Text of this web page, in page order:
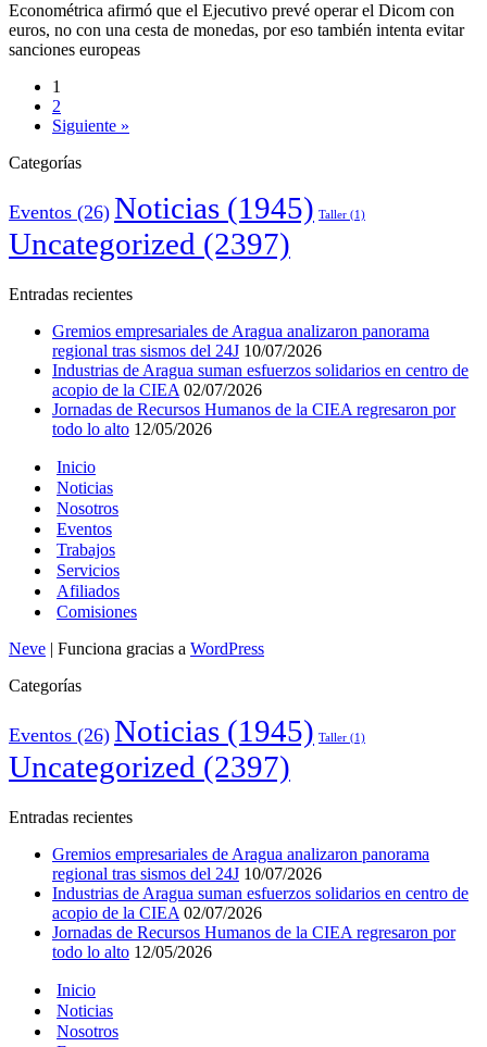
Econométrica afirmó que el Ejecutivo prevé operar el Dicom con
euros, no con una cesta de monedas, por eso también intenta evitar
sanciones europeas
1
2
Siguiente »
Categorías
Eventos (26) Noticias (1945) Taller (1)
Uncategorized (2397)
Entradas recientes
Gremios empresariales de Aragua analizaron panorama
regional tras sismos del 24J 10/07/2026
Industrias de Aragua suman esfuerzos solidarios en centro de
acopio de la CIEA 02/07/2026
Jornadas de Recursos Humanos de la CIEA regresaron por
todo lo alto 12/05/2026
Inicio
Noticias
Nosotros
Eventos
Trabajos
Servicios
Afiliados
Comisiones
Neve | Funciona gracias a WordPress
Categorías
Eventos (26) Noticias (1945) Taller (1)
Uncategorized (2397)
Entradas recientes
Gremios empresariales de Aragua analizaron panorama
regional tras sismos del 24J 10/07/2026
Industrias de Aragua suman esfuerzos solidarios en centro de
acopio de la CIEA 02/07/2026
Jornadas de Recursos Humanos de la CIEA regresaron por
todo lo alto 12/05/2026
Inicio
Noticias
Nosotros